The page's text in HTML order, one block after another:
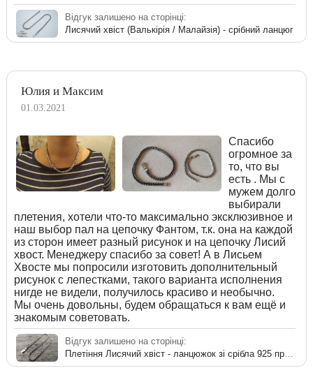
Відгук залишено на сторінці:
Лисячий хвіст (Валькірія / Малайзія) - срібний ланцюг
Юлия и Максим
01.03.2021
Спасибо
огромное за
то, что вы
есть . Мы с
мужем долго
выбирали
плетения, хотели что-то максимально эксклюзивное и
наш выбор пал на цепочку Фантом, т.к. она на каждой
из сторон имеет разный рисунок и на цепочку Лисий
хвост. Менеджеру спасибо за совет! А в Лисьем
Хвосте мы попросили изготовить дополнительный
рисунок с лепестками, такого варианта исполнения
нигде не видели, получилось красиво и необычно.
Мы очень довольны, будем обращаться к вам ещё и
знакомым советовать.
Відгук залишено на сторінці: